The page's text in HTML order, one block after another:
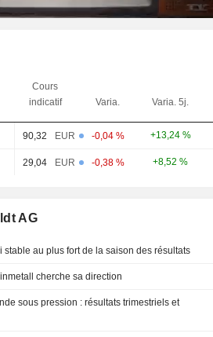
Cours
indicatif
Varia. Varia. 5j.
90,32 EUR -0,04 % +13,24 %
29,04 EUR -0,38 % +8,52 %
AG
stable au plus fort de la saison des résultats
cherche sa direction
sous pression : résultats trimestriels et